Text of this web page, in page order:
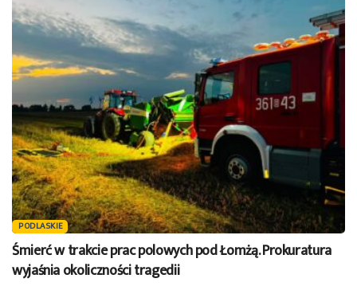
PODLASKIE
Śmierć w trakcie prac polowych pod Łomżą. Prokuratura
wyjaśnia okoliczności tragedii